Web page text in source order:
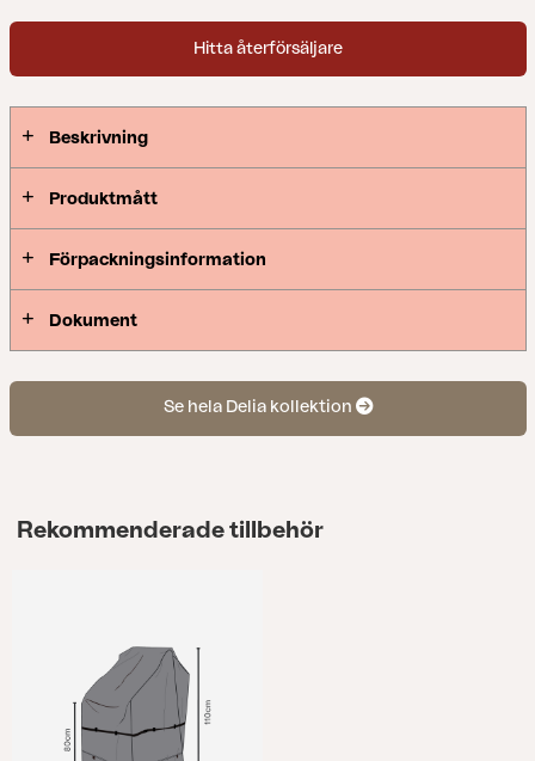
när den är som bäst.
Hitta återförsäljare
Beskrivning
Produktmått
Förpackningsinformation
Dokument
Se hela Delia kollektion
Rekommenderade tillbehör